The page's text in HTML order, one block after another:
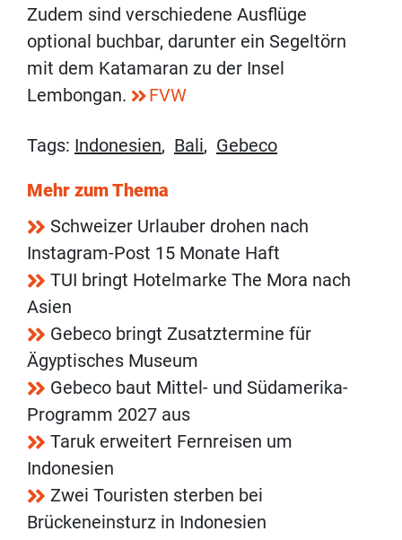
Zudem sind verschiedene Ausflüge
optional buchbar, darunter ein Segeltörn
mit dem Katamaran zu der Insel
Lembongan.
FVW
Tags: Indonesien, Bali, Gebeco
Mehr zum Thema
Schweizer Urlauber drohen nach
Instagram-Post 15 Monate Haft
TUI bringt Hotelmarke The Mora nach
Asien
Gebeco bringt Zusatztermine für
Ägyptisches Museum
Gebeco baut Mittel- und Südamerika-
Programm 2027 aus
Taruk erweitert Fernreisen um
Indonesien
Zwei Touristen sterben bei
Brückeneinsturz in Indonesien